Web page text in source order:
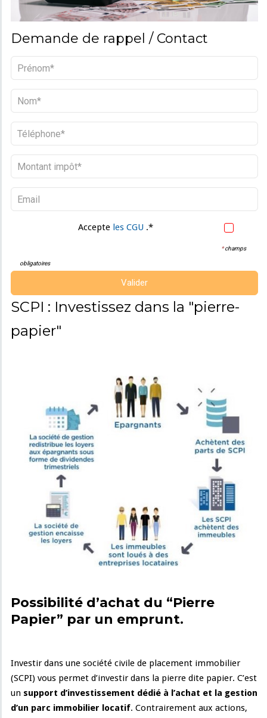
Demande de rappel / Contact
Accepte les CGU .*
*champs
obligatoires
Valider
SCPI : Investissez dans la "pierre-
papier"
Possibilité d’achat du “Pierre
Papier” par un emprunt.
Investir dans une société civile de placement immobilier
(SCPI) vous permet d’investir dans la pierre dite papier. C’est
un support d’investissement dédié à l’achat et la gestion
d’un parc immobilier locatif. Contrairement aux actions,